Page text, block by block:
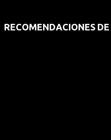
RECOMENDACIONES